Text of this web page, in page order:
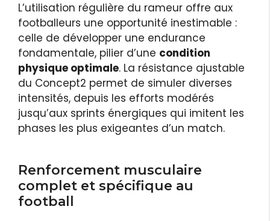
L’utilisation régulière du rameur offre aux
footballeurs une opportunité inestimable :
celle de développer une endurance
fondamentale, pilier d’une condition
physique optimale. La résistance ajustable
du Concept2 permet de simuler diverses
intensités, depuis les efforts modérés
jusqu’aux sprints énergiques qui imitent les
phases les plus exigeantes d’un match.
Renforcement musculaire
complet et spécifique au
football